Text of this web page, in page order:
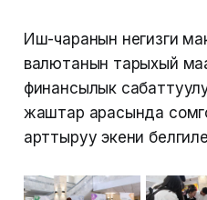
Иш-чаранын негизги
валютанын тарыхый
финансылык
жаштар арасында
арттыруу экени